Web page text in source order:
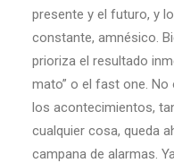
presente y el futuro, y
constante, amnésico.
prioriza el resultado
mato” o el fast one. No
los acontecimientos,
cualquier cosa, queda
campana de alarmas.